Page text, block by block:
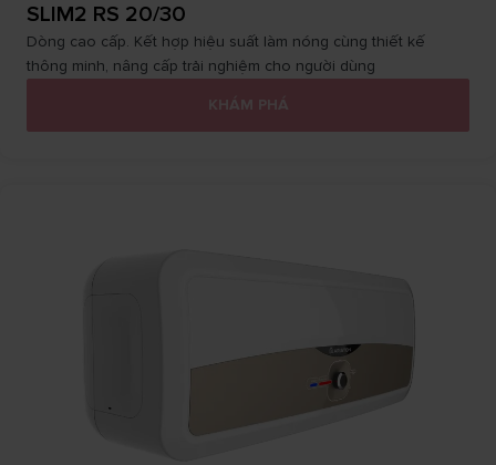
SLIM2 RS 20/30
Dòng cao cấp. Kết hợp hiệu suất làm nóng cùng thiết kế
thông minh, nâng cấp trải nghiệm cho người dùng
KHÁM PHÁ